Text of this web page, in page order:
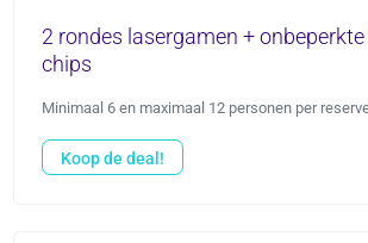
2 rondes lasergamen +
chips
Minimaal 6 en maximaal 12 personen per
Koop de deal!